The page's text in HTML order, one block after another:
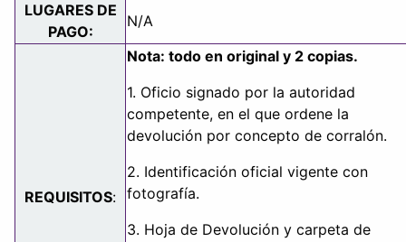
LUGARES DE
PAGO:
N/A
REQUISITOS:
Nota: todo en original y 2 copias.
1. Oficio signado por la autoridad
competente, en el que ordene la
devolución por concepto de corralón.
2. Identificación oficial vigente con
fotografía.
3. Hoja de Devolución y carpeta de